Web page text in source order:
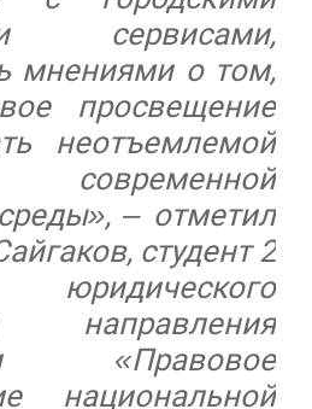
сервисами,
мнениями о том,
просвещение
неотъемлемой
– отметил
студент 2
направления
«Правовое
национальной